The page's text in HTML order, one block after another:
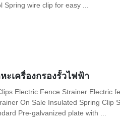
wire clip for easy ...
ะเครื่องกรองรั้วไฟฟ้า
Electric Fence Strainer Electric
On Sale Insulated Spring Clip
Pre-galvanized plate with ...